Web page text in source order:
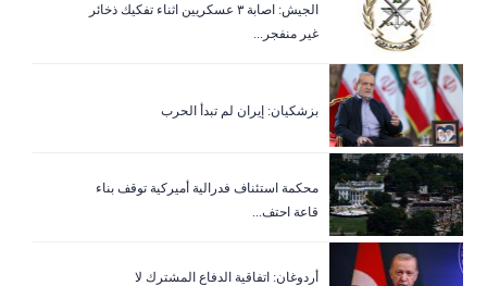
الجيش: اصابة ٣ عسكريين اثناء تفكيك ذخائر
غير منفجر...
بزشكيان: إيران لم تبدأ الحرب
‏محكمة استئناف فدرالية أميركية توقف بناء
قاعة احتف...
أردوغان: اتفاقية الدفاع المشترك لا